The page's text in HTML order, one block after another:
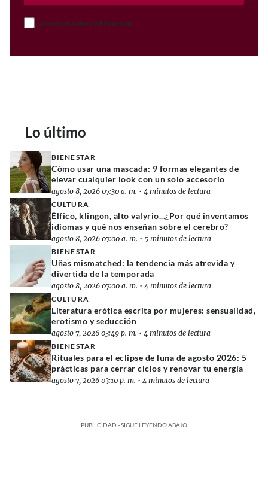
Acepto el Aviso de Privacidad
Lo último
BIENESTAR
Cómo usar una mascada: 9 formas elegantes de
elevar cualquier look con un solo accesorio
agosto 8, 2026 07:30 a. m. • 4 minutos de lectura
CULTURA
Élfico, klingon, alto valyrio...¿Por qué inventamos
idiomas y qué nos enseñan sobre el cerebro?
agosto 8, 2026 07:00 a. m. • 5 minutos de lectura
BIENESTAR
Uñas mismatched: la tendencia más atrevida y
divertida de la temporada
agosto 8, 2026 07:00 a. m. • 4 minutos de lectura
CULTURA
Literatura erótica escrita por mujeres: sensualidad,
erotismo y seducción
agosto 7, 2026 03:49 p. m. • 4 minutos de lectura
BIENESTAR
Rituales para el eclipse de luna de agosto 2026: 5
prácticas para cerrar ciclos y renovar tu energía
agosto 7, 2026 03:10 p. m. • 4 minutos de lectura
PUBLICIDAD - SIGUE LEYENDO ABAJO